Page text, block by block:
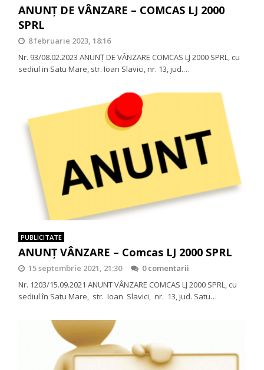
ANUNŢ DE VÂNZARE – COMCAS LJ 2000
SPRL
8 februarie 2023, 18:16
Nr. 93/08.02.2023 ANUNŢ DE VÂNZARE COMCAS LJ 2000 SPRL, cu
sediul in Satu Mare, str. Ioan Slavici, nr. 13, jud.…
PUBLICITATE
ANUNŢ VÂNZARE – Comcas LJ 2000 SPRL
15 septembrie 2021, 21:30
0 comentarii
Nr. 1203/15.09.2021 ANUNT VÂNZARE COMCAS LJ 2000 SPRL, cu
sediul în Satu Mare, str. Ioan Slavici, nr. 13, jud. Satu…